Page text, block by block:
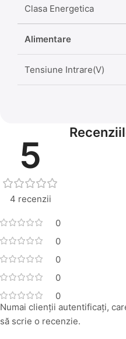
Clasa Energetica
Alimentare
Tensiune Intrare(V)
5
4 recenzii
0
0
0
0
0
Numai clienții autentificați,
să scrie o recenzie.